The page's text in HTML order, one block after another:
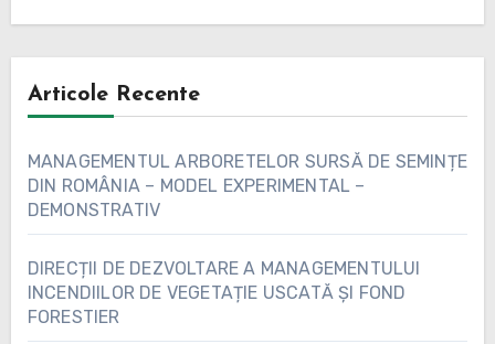
Articole Recente
MANAGEMENTUL ARBORETELOR SURSĂ DE SEMINȚE
DIN ROMÂNIA – MODEL EXPERIMENTAL –
DEMONSTRATIV
DIRECȚII DE DEZVOLTARE A MANAGEMENTULUI
INCENDIILOR DE VEGETAȚIE USCATĂ ȘI FOND
FORESTIER